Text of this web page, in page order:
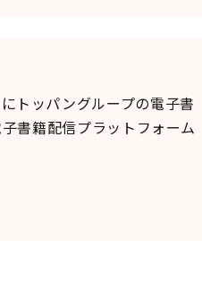
トッパングループの電子書
書籍配信プラットフォーム